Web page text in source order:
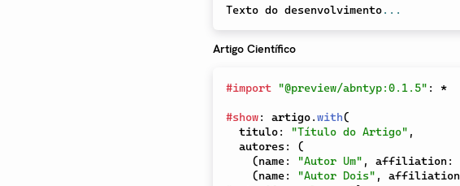
Texto do desenvolvimento...
Artigo Científico
#import "@preview/abntyp:0.1.5" : *
#show: artigo.with(
  titulo
: "Título do Artigo" ,
  autores
:
(
(name: "Autor Um" , affiliation :
(name: "Autor Dois" , affiliation